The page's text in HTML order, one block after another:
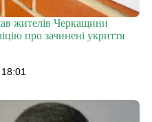
жителів Черкащини
про зачинені укриття